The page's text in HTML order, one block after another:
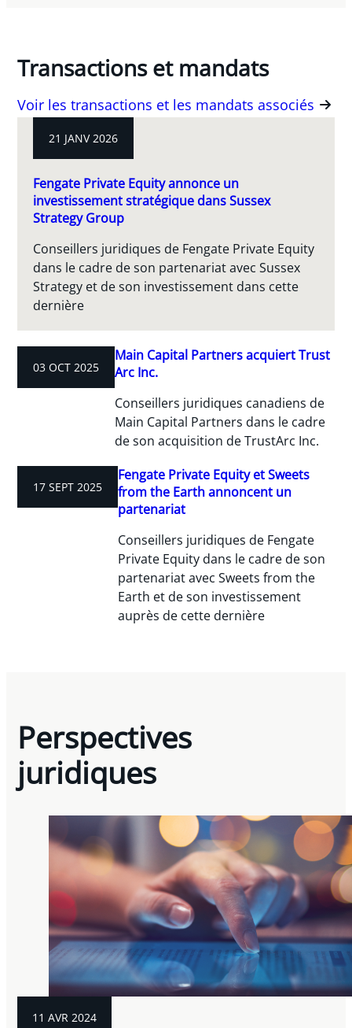
Transactions et mandats
Voir les transactions et les mandats associés
21 JANV 2026
Fengate Private Equity annonce un
investissement stratégique dans Sussex
Strategy Group
Conseillers juridiques de Fengate Private Equity
dans le cadre de son partenariat avec Sussex
Strategy et de son investissement dans cette
dernière
03 OCT 2025
Main Capital Partners acquiert Trust
Arc Inc.
Conseillers juridiques canadiens de
Main Capital Partners dans le cadre
de son acquisition de TrustArc Inc.
17 SEPT 2025
Fengate Private Equity et Sweets
from the Earth annoncent un
partenariat
Conseillers juridiques de Fengate
Private Equity dans le cadre de son
partenariat avec Sweets from the
Earth et de son investissement
auprès de cette dernière
Perspectives
juridiques
11 AVR 2024